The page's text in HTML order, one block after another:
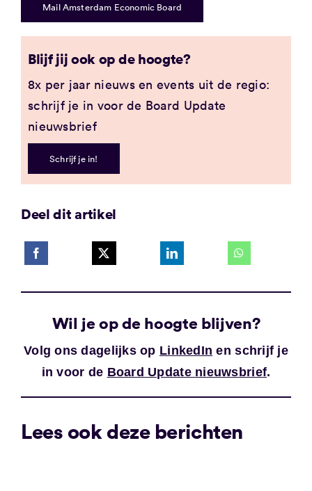
Mail Amsterdam Economic Board
Blijf jij ook op de hoogte?
8x per jaar nieuws en events uit de regio:
schrijf je in voor de Board Update
nieuwsbrief
Schrijf je in!
Deel dit artikel
Wil je op de hoogte blijven?
Volg ons dagelijks op LinkedIn en schrijf je
in voor de Board Update nieuwsbrief.
Lees ook deze berichten